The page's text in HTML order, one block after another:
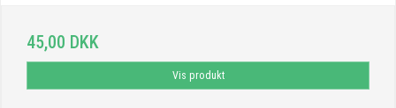
45,00 DKK
Vis produkt